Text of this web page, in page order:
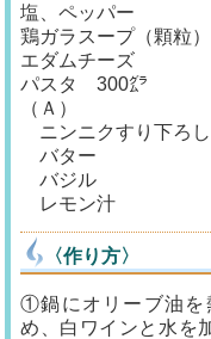
塩、ペッパー
鶏ガラスープ（顆粒
エダムチーズ
パスタ 300㌘
（Ａ）
ニンニクすり下ろ
バター
バジル 小
レモン汁 小
〈作り方〉
①鍋にオリーブ油を
め、白ワインと水を